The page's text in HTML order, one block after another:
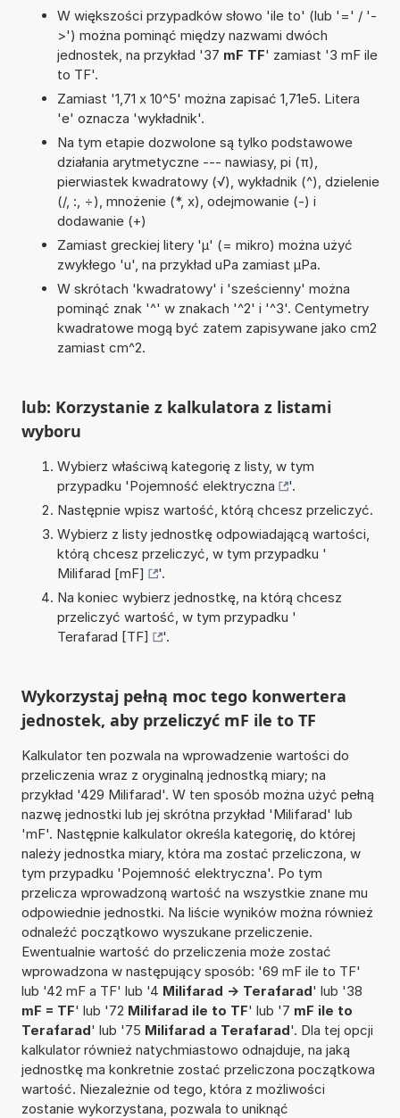
W większości przypadków słowo 'ile to' (lub '=' / '-
>') można pominąć między nazwami dwóch
jednostek, na przykład '37 mF TF' zamiast '3 mF ile
to TF'.
Zamiast '1,71 x 10^5' można zapisać 1,71e5. Litera
'e' oznacza 'wykładnik'.
Na tym etapie dozwolone są tylko podstawowe
działania arytmetyczne --- nawiasy, pi (π),
pierwiastek kwadratowy (√), wykładnik (^), dzielenie
(/, :, ÷), mnożenie (*, x), odejmowanie (-) i
dodawanie (+)
Zamiast greckiej litery 'µ' (= mikro) można użyć
zwykłego 'u', na przykład uPa zamiast µPa.
W skrótach 'kwadratowy' i 'sześcienny' można
pominąć znak '^' w znakach '^2' i '^3'. Centymetry
kwadratowe mogą być zatem zapisywane jako cm2
zamiast cm^2.
lub: Korzystanie z kalkulatora z listami
wyboru
Wybierz właściwą kategorię z listy, w tym
przypadku 'Pojemność elektryczna
'.
Następnie wpisz wartość, którą chcesz przeliczyć.
Wybierz z listy jednostkę odpowiadającą wartości,
którą chcesz przeliczyć, w tym przypadku '
Milifarad [mF]
'.
Na koniec wybierz jednostkę, na którą chcesz
przeliczyć wartość, w tym przypadku '
Terafarad [TF]
'.
Wykorzystaj pełną moc tego konwertera
jednostek, aby przeliczyć mF ile to TF
Kalkulator ten pozwala na wprowadzenie wartości do
przeliczenia wraz z oryginalną jednostką miary; na
przykład '429 Milifarad'. W ten sposób można użyć pełną
nazwę jednostki lub jej skrótna przykład 'Milifarad' lub
'mF'. Następnie kalkulator określa kategorię, do której
należy jednostka miary, która ma zostać przeliczona, w
tym przypadku 'Pojemność elektryczna'. Po tym
przelicza wprowadzoną wartość na wszystkie znane mu
odpowiednie jednostki. Na liście wyników można również
odnaleźć początkowo wyszukane przeliczenie.
Ewentualnie wartość do przeliczenia może zostać
wprowadzona w następujący sposób: '69 mF ile to TF'
lub '42 mF a TF' lub '4 Milifarad -> Terafarad' lub '38
mF = TF' lub '72 Milifarad ile to TF' lub '7 mF ile to
Terafarad' lub '75 Milifarad a Terafarad'. Dla tej opcji
kalkulator również natychmiastowo odnajduje, na jaką
jednostkę ma konkretnie zostać przeliczona początkowa
wartość. Niezależnie od tego, która z możliwości
zostanie wykorzystana, pozwala to uniknąć